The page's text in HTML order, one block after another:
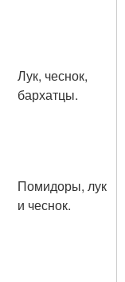
Лук, чеснок,
бархатцы.
Помидоры, лук
и чеснок.